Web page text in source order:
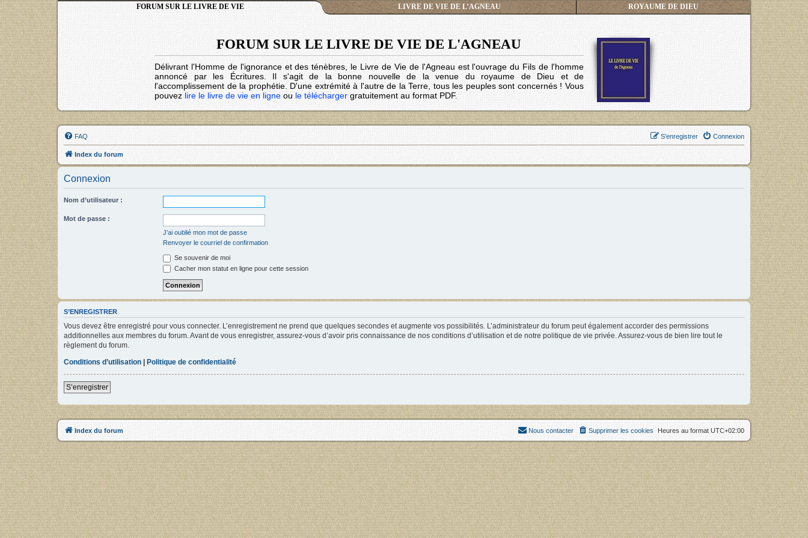
FORUM SUR LE LIVRE DE VIE LIVRE DE VIE DE L’AGNEAU ROYAUME DE DIEU
FORUM SUR LE LIVRE DE VIE DE L'AGNEAU
Délivrant l'Homme de l'ignorance et des ténèbres, le Livre de Vie de l'Agneau est l'ouvrage du Fils de l'homme
annoncé par les Écritures. Il s'agit de la bonne nouvelle de la venue du royaume de Dieu et de
l'accomplissement de la prophétie. D'une extrémité à l'autre de la Terre, tous les peuples sont concernés ! Vous
pouvez lire le livre de vie en ligne ou le télécharger gratuitement au format PDF.
FAQ Connexion
S’enregistrer
Index du forum
Connexion
Nom d’utilisateur :
Mot de passe :
J’ai oublié mon mot de passe
Renvoyer le courriel de confirmation
Se souvenir de moi
Cacher mon statut en ligne pour cette session
S’ENREGISTRER
Vous devez être enregistré pour vous connecter. L’enregistrement ne prend que quelques secondes et augmente vos possibilités. L’administrateur du forum peut également accorder des permissions
additionnelles aux membres du forum. Avant de vous enregistrer, assurez-vous d’avoir pris connaissance de nos conditions d’utilisation et de notre politique de vie privée. Assurez-vous de bien lire tout le
règlement du forum.
Conditions d’utilisation | Politique de confidentialité
S’enregistrer
Index du forum Heures au format UTC+02:00
Supprimer les cookies
Nous contacter